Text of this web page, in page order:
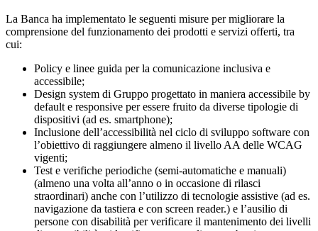
La Banca ha implementato le seguenti misure per migliorare la
comprensione del funzionamento dei prodotti e servizi offerti, tra
cui:
Policy e linee guida per la comunicazione inclusiva e
accessibile;
Design system di Gruppo progettato in maniera accessibile by
default e responsive per essere fruito da diverse tipologie di
dispositivi (ad es. smartphone);
Inclusione dell’accessibilità nel ciclo di sviluppo software con
l’obiettivo di raggiungere almeno il livello AA delle WCAG
vigenti;
Test e verifiche periodiche (semi-automatiche e manuali)
(almeno una volta all’anno o in occasione di rilasci
straordinari) anche con l’utilizzo di tecnologie assistive (ad es.
navigazione da tastiera e con screen reader.) e l’ausilio di
persone con disabilità per verificare il mantenimento dei livelli